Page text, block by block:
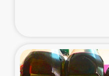
ガザ地区におけ